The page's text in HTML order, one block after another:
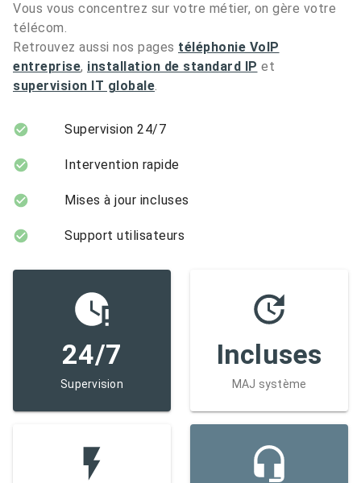
Vous vous concentrez sur votre métier, on gère votre
télécom.
Retrouvez aussi nos pages téléphonie VoIP
entreprise, installation de standard IP et
supervision IT globale.
Supervision 24/7
Intervention rapide
Mises à jour incluses
Support utilisateurs
24/7
Supervision
Incluses
MAJ système